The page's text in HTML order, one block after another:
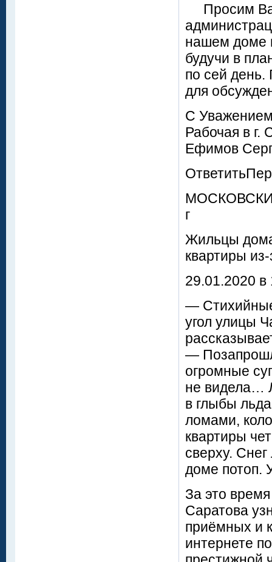
Просим Вас
нашем доме
будучи в
по сей день.
для
С
Рабочая в г.
Ефимов
г
Жильцы
квартиры
29.01.2020 в
—
угол улицы
—
огромные
не видела…
в глыбы
ломами,
квартиры
сверху.
доме потоп.
За это
Саратова
приёмных и
интернете